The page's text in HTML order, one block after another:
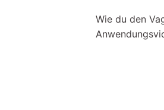
Wie du den